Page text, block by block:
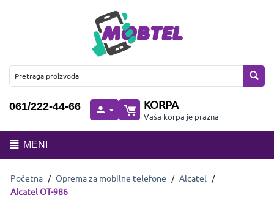
061/222-44-66 KORPA
Vaša korpa je prazna
MENI
Početna / Oprema za mobilne telefone / Alcatel /
Alcatel OT-986